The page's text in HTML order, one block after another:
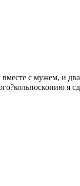
с мужем, и
я